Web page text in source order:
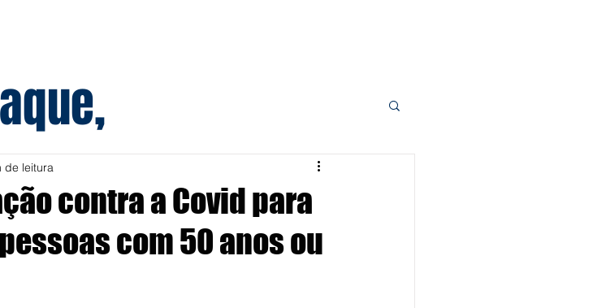
contra a Covid para
com 50 anos ou
de leitura